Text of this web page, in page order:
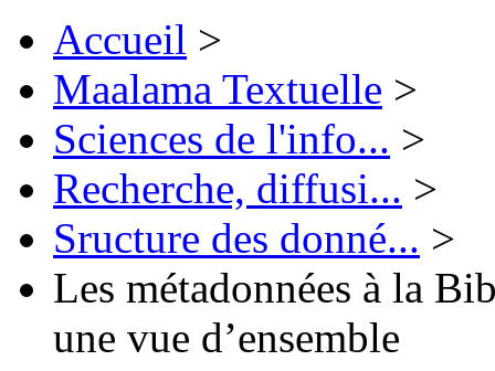
Accueil >
Maalama Textuelle >
Sciences de l'info... >
Recherche, diffusi... >
Sructure des donné... >
Les métadonnées à la
une vue d’ensemble